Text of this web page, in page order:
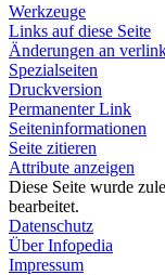
Werkzeuge
Links auf diese Seite
Änderungen an
Spezialseiten
Druckversion
Permanenter Link
Seiten­­informationen
Seite zitieren
Attribute anzeigen
Diese Seite wurde
bearbeitet.
Datenschutz
Über Infopedia
Impressum